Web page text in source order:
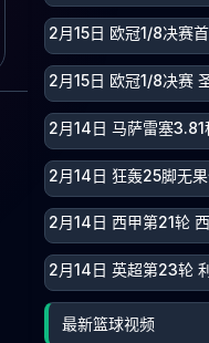
2月15日 欧冠1/8决赛
2月15日 欧冠1/8决赛
2月14日 马萨雷塞
2月14日 狂轰25脚无
2月14日 西甲第21轮
2月14日 英超第23轮
最新篮球视频